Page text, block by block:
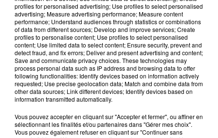
Gagnez vos entrées pour le parc
Bagatelle
Gagnez vos entrées pour Plopsaland
profiles for personalised advertising; Use profiles to select personalised
advertising; Measure advertising performance; Measure content
performance; Understand audiences through statistics or combinations
of data from different sources; Develop and improve services; Create
profiles to personalise content; Use profiles to select personalised
content; Use limited data to select content; Ensure security, prevent and
detect fraud, and fix errors; Deliver and present advertising and content;
Save and communicate privacy choices. These technologies may
process personal data such as IP address and browsing data to offer
following functionalities: Identify devices based on information actively
requested; Use precise geolocation data; Match and combine data from
other data sources; Link different devices; Identify devices based on
information transmitted automatically.
Vous pouvez accepter en cliquant sur "Accepter et fermer", ou affiner en
sélectionnant les finalités et/ou partenaires dans "Gérer mes choix".
Vous pouvez également refuser en cliquant sur "Continuer sans